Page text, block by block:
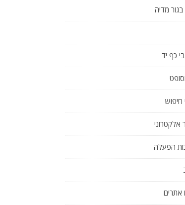
מדיה
כף יד
חיפוש
אלקטרוני
הפעלה
אתרים